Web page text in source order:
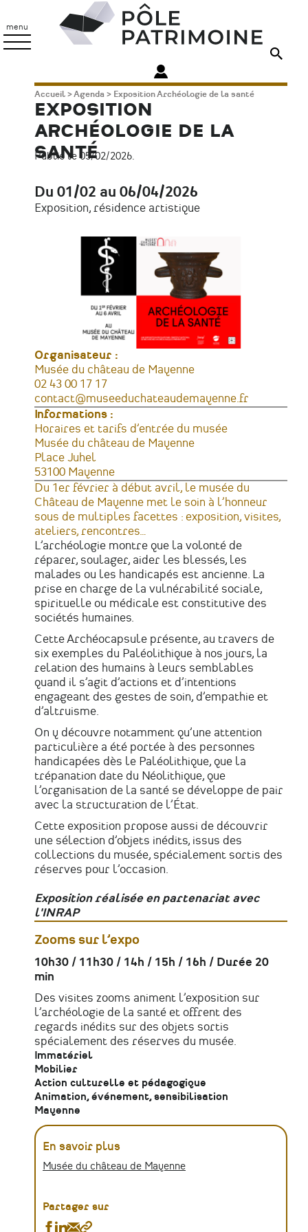
contenu
principal
menu
Patrimoine
Fil
d'Ariane
Accueil Agenda Exposition Archéologie de la santé
EXPOSITION
ARCHÉOLOGIE DE LA
SANTÉ
Publié le 05/02/2026.
Date
Du 01/02 au 06/04/2026
d'évènement
Exposition, résidence artistique
Organisateur :
Musée du château de Mayenne
Téléphone
02 43 00 17 17
Courriel
contact@museeduchateaudemayenne.fr
Informations :
Horaires
Horaires et tarifs d’entrée du musée
Lieu
Musée du château de Mayenne
Adresse
Place Juhel
53100 Mayenne
France
Du 1er février à début avril, le musée du
Château de Mayenne met le soin à l’honneur
sous de multiples facettes : exposition, visites,
ateliers, rencontres…
L’archéologie montre que la volonté de
réparer, soulager, aider les blessés, les
malades ou les handicapés est ancienne. La
prise en charge de la vulnérabilité sociale,
spirituelle ou médicale est constitutive des
sociétés humaines.
Cette Archéocapsule présente, au travers de
six exemples du Paléolithique à nos jours, la
relation des humains à leurs semblables
quand il s’agit d’actions et d’intentions
engageant des gestes de soin, d’empathie et
d’altruisme.
On y découvre notamment qu’une attention
particulière a été portée à des personnes
handicapées dès le Paléolithique, que la
trépanation date du Néolithique, que
l’organisation de la santé se développe de pair
avec la structuration de l’État.
Cette exposition propose aussi de découvrir
une sélection d’objets inédits, issus des
collections du musée, spécialement sortis des
réserves pour l’occasion.
Exposition réalisée en partenariat avec
l'INRAP
Zooms sur l’expo
10h30 / 11h30 / 14h / 15h / 16h / Durée 20
min
Des visites zooms animent l’exposition sur
l’archéologie de la santé et offrent des
regards inédits sur des objets sortis
spécialement des réserves du musée.
Immatériel
Mobilier
Action culturelle et pédagogique
Animation, événement, sensibilisation
Mayenne
En savoir plus
Musée du château de Mayenne
Partager sur
Partager
Partager
Partager